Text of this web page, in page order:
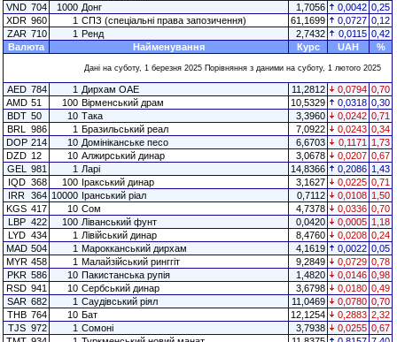
VND 704 1000 Донг 1,7056 0,0042 0,25
XDR 960 1 СПЗ (спеціальні права запозичення) 61,1699 0,0727 0,12
ZAR 710 1 Ренд 2,7432 0,0115 0,42
Валюта
Найменування Курс UAH %
Дані на суботу, 1 березня 2025 Порівняння з даними на суботу, 1 лютого 2025
AED 784 1 Дирхам ОАЕ 11,2812 0,0794 0,70
AMD 51 100 Вірменський драм 10,5329 0,0318 0,30
BDT 50 10 Така 3,3960 0,0242 0,71
BRL
986 1 Бразильський реал 7,0922 0,0243 0,34
DOP 214 10 Домініканське песо 6,6703 0,1171
1,73
DZD 12 10 Алжирський динар 3,0678 0,0207 0,67
GEL
981 1 Ларі 14,8366 0,2086 1,43
IQD 368 100 Іракський динар 3,1627 0,0225 0,71
IRR 364 10000 Іранський ріал 0,7112 0,0108 1,50
KGS 417 10 Сом 4,7378 0,0336 0,70
LBP 422 100 Ліванський фунт 0,0420 0,0005 1,18
LYD 434 1 Лівійський динар 8,4760 0,0208 0,24
MAD 504 1 Марокканський дирхам 4,1619 0,0022 0,05
MYR 458 1 Малайзійський ринггіт 9,2849 0,0729 0,78
PKR 586 10 Пакистанська рупія 1,4820 0,0146 0,98
RSD 941 10 Сербський динар 3,6798 0,0180 0,49
SAR 682 1 Саудівський ріял 11,0469 0,0780 0,70
THB 764 10 Бат 12,1254 0,2883 2,32
TJS 972 1 Сомоні 3,7938 0,0255 0,67